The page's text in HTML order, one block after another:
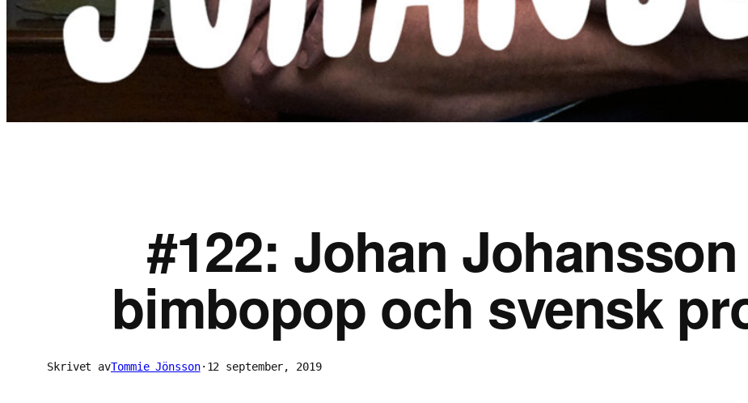
#122: Johan
bimbopop och svensk
Skrivet avTommie Jönsson· 12 september, 2019